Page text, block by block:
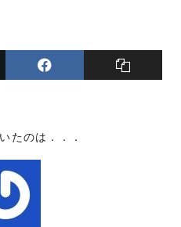
たのは．．．